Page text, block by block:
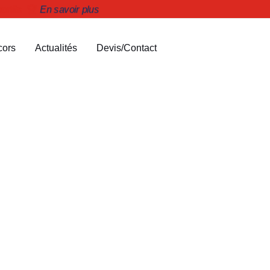
En savoir plus
Actualités Devis/Contact